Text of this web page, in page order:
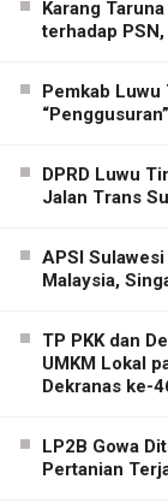
Karang
terhadap
Pemkab
DPRD Luwu
Jalan Trans
APSI
Malaysia,
TP PKK dan
UMKM Lokal
Dekranas ke-
LP2B Gowa
Pertanian